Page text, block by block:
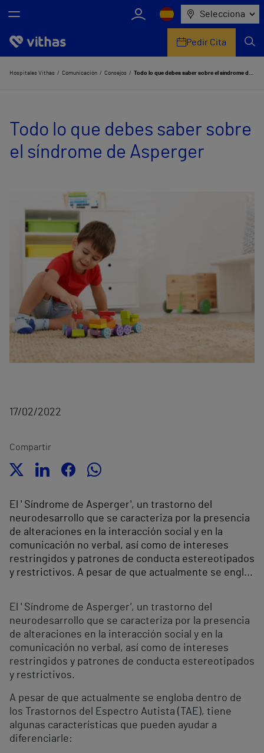
Selecciona
Nosotros
Servicios de salud
Equipo médico y asistencial
Comunicación
Pedir Cita
Hospitales Vithas Comunicación Consejos Todo lo que debes saber sobre el síndrome de Asperger
Todo lo que debes saber sobre
el síndrome de Asperger
17/02/2022
Compartir
El ' Síndrome de Asperger', un trastorno del
neurodesarrollo que se caracteriza por la presencia
de alteraciones en la interacción social y en la
comunicación no verbal, así como de intereses
restringidos y patrones de conducta estereotipados
y restrictivos. A pesar de que actualmente se engl...
El ' Síndrome de Asperger', un trastorno del
neurodesarrollo que se caracteriza por la presencia
de alteraciones en la interacción social y en la
comunicación no verbal, así como de intereses
restringidos y patrones de conducta estereotipados
y restrictivos.
A pesar de que actualmente se engloba dentro de
los Trastornos del Espectro Autista (TAE), tiene
algunas características que pueden ayudar a
diferenciarle: